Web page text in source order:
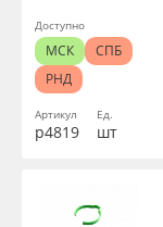
Артикул
р4819
Ед.
шт
Доступно
МСК
СПБ
РНД